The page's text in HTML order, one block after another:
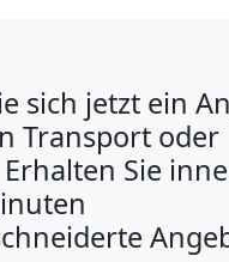
sich jetzt ein
Transport oder
Sie